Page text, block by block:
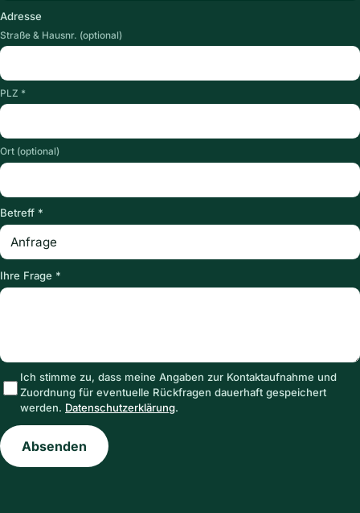
Adresse
Straße & Hausnr. (optional)
PLZ *
Ort (optional)
Betreff *
Ihre Frage *
Ich stimme zu, dass meine Angaben zur Kontaktaufnahme und
Zuordnung für eventuelle Rückfragen dauerhaft gespeichert
werden. Datenschutzerklärung.
Absenden